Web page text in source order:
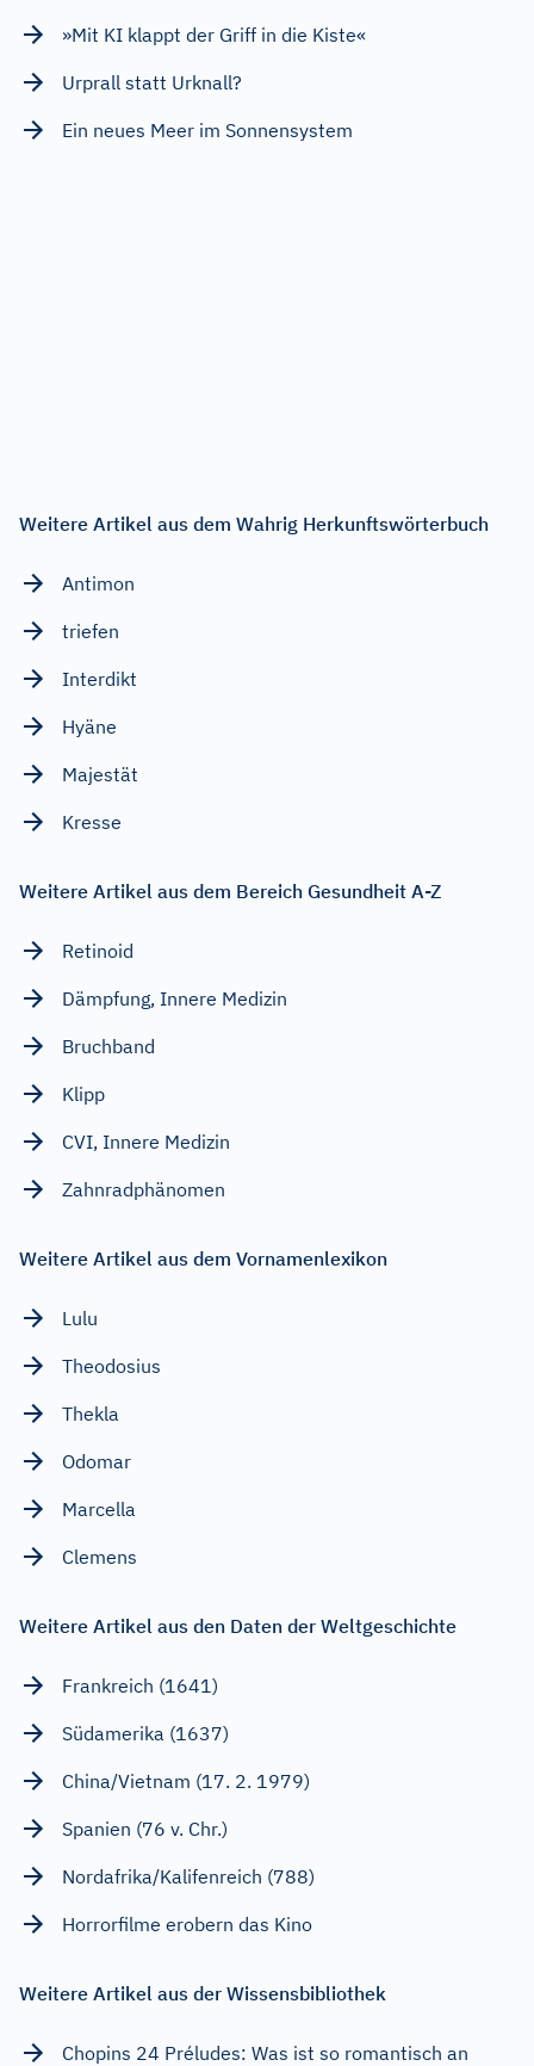
»Mit KI klappt der Griff in die Kiste«
Urprall statt Urknall?
Ein neues Meer im Sonnensystem
Weitere Artikel aus dem Wahrig Herkunftswörterbuch
Antimon
triefen
Interdikt
Hyäne
Majestät
Kresse
Weitere Artikel aus dem Bereich Gesundheit A-Z
Retinoid
Dämpfung, Innere Medizin
Bruchband
Klipp
CVI, Innere Medizin
Zahnradphänomen
Weitere Artikel aus dem Vornamenlexikon
Lulu
Theodosius
Thekla
Odomar
Marcella
Clemens
Weitere Artikel aus den Daten der Weltgeschichte
Frankreich (1641)
Südamerika (1637)
China/Vietnam (17. 2. 1979)
Spanien (76 v. Chr.)
Nordafrika/Kalifenreich (788)
Horrorfilme erobern das Kino
Weitere Artikel aus der Wissensbibliothek
Chopins 24 Préludes: Was ist so romantisch an